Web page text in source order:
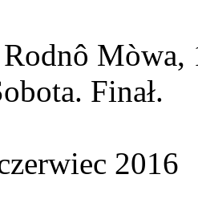
Mòwa,
Finał.
2016